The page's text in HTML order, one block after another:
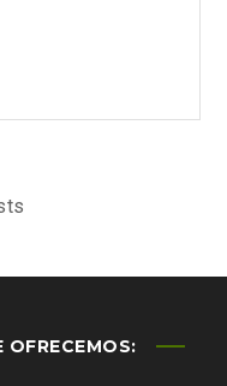
OFRECEMOS: